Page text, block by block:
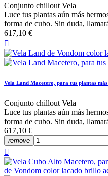
Conjunto chillout Vela
Luce tus plantas aún más
forma de cubo. Sin duda,
617,10 €

Vela Land Macetero, para tus plantas más
Conjunto chillout Vela
Luce tus plantas aún más
forma de cubo. Sin duda,
617,10 €
remove
